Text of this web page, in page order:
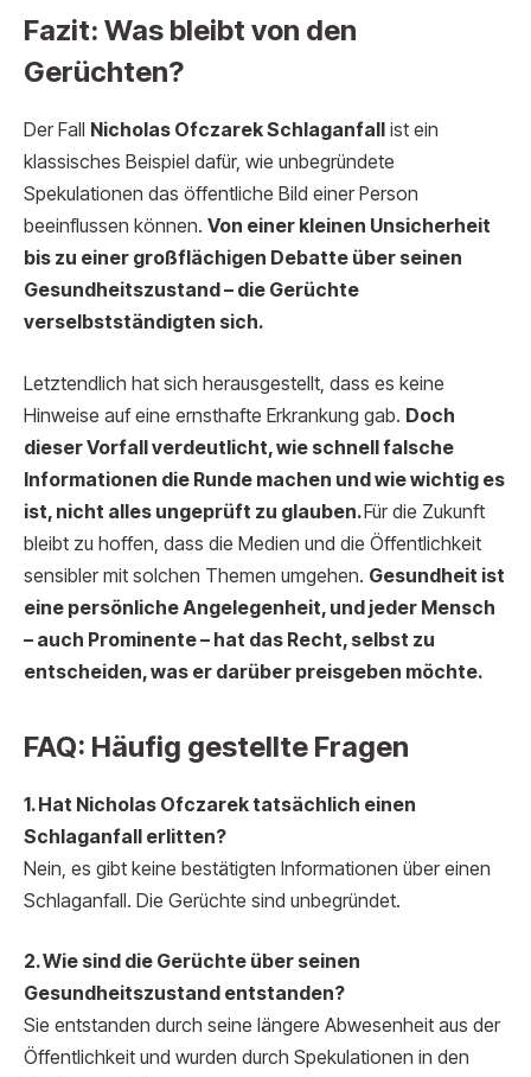
Fazit: Was bleibt von den
Gerüchten?
Der Fall Nicholas Ofczarek Schlaganfall ist ein
klassisches Beispiel dafür, wie unbegründete
Spekulationen das öffentliche Bild einer Person
beeinflussen können. Von einer kleinen Unsicherheit
bis zu einer großflächigen Debatte über seinen
Gesundheitszustand – die Gerüchte
verselbstständigten sich.
Letztendlich hat sich herausgestellt, dass es keine
Hinweise auf eine ernsthafte Erkrankung gab. Doch
dieser Vorfall verdeutlicht, wie schnell falsche
Informationen die Runde machen und wie wichtig es
ist, nicht alles ungeprüft zu glauben.Für die Zukunft
bleibt zu hoffen, dass die Medien und die Öffentlichkeit
sensibler mit solchen Themen umgehen. Gesundheit ist
eine persönliche Angelegenheit, und jeder Mensch
– auch Prominente – hat das Recht, selbst zu
entscheiden, was er darüber preisgeben möchte.
FAQ: Häufig gestellte Fragen
1. Hat Nicholas Ofczarek tatsächlich einen
Schlaganfall erlitten?
Nein, es gibt keine bestätigten Informationen über einen
Schlaganfall. Die Gerüchte sind unbegründet.
2. Wie sind die Gerüchte über seinen
Gesundheitszustand entstanden?
Sie entstanden durch seine längere Abwesenheit aus der
Öffentlichkeit und wurden durch Spekulationen in den